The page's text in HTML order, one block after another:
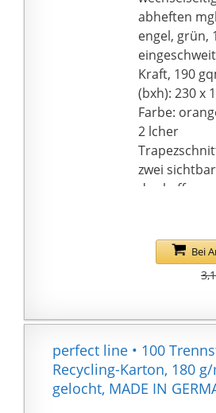
abheften
engel, grün,
eingeschweit
Kraft, 190
(bxh): 230 x
Farbe:
2 lcher
zwei
des
Bei
perfect line • 100
Recycling-Karton, 180 g/
gelocht, MADE IN